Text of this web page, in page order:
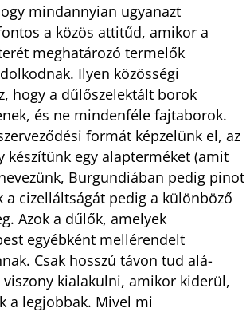
mindannyian ugyanazt
a közös attitűd, amikor a
meghatározó termelők
Ilyen közösségi
hogy a dűlőszelektált borok
és ne mindenféle fajtaborok.
formát képzelünk el, az
készítünk egy alapterméket (amit
Burgundiában pedig pinot
a cizelláltságát pedig a különböző
Azok a dűlők, amelyek
egyébként mellérendelt
Csak hosszú távon tud alá-
kialakulni, amikor kiderül,
a legjobbak. Mivel mi